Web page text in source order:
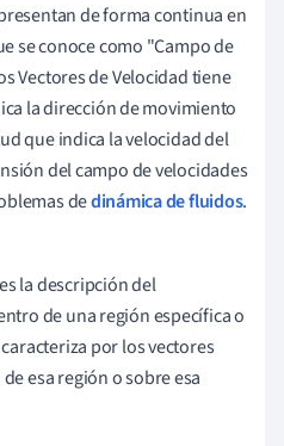
de forma continua en
se conoce como "Campo de
Vectores de Velocidad tiene
la dirección de movimiento
que indica la velocidad del
del campo de velocidades
dedinámica de fluidos.
la descripción del
de una región específica o
por los vectores
esa región o sobre esa